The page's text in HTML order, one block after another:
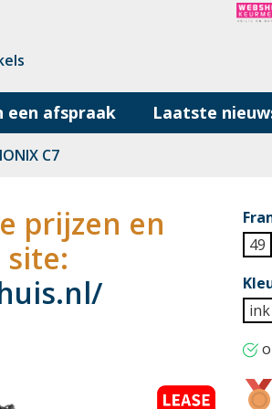
een afspraak Laatste
C7
prijzen en
49